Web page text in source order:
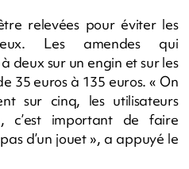
relevées pour éviter les
Les amendes qui
deux sur un engin et sur les
35 euros à 135 euros. « On
sur cinq, les utilisateurs
c’est important de faire
d’un jouet », a appuyé le